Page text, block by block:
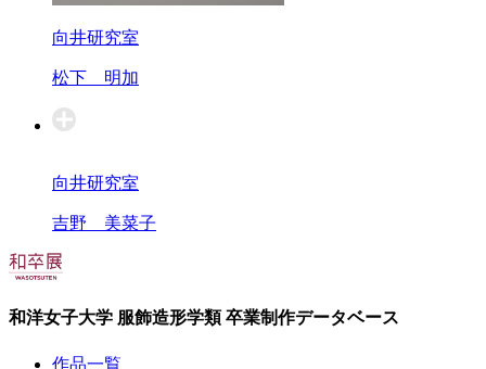
向井研究室
松下 明加
向井研究室
吉野 美菜子
和洋女子大学 服飾造形学類 卒業制作データベース
作品一覧